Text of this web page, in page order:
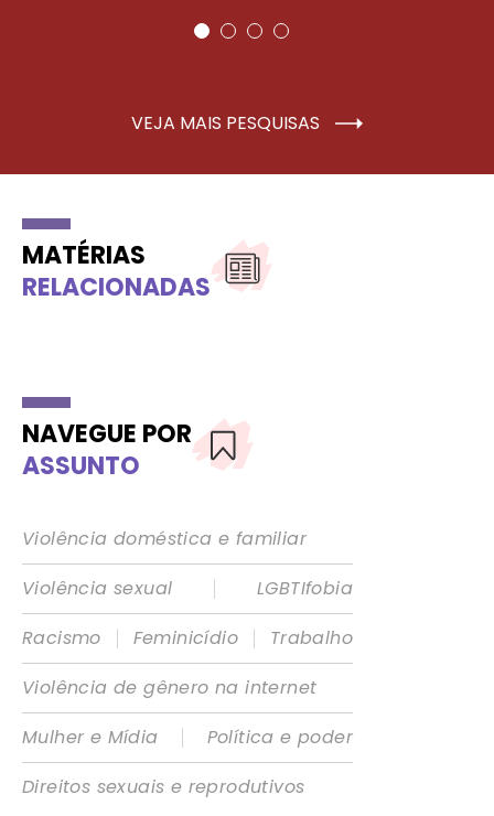
VEJA MAIS PESQUISAS
MATÉRIAS
RELACIONADAS
NAVEGUE POR
ASSUNTO
Violência doméstica e familiar
Violência sexual
|
LGBTIfobia
Racismo
| Feminicídio |
Trabalho
Violência de gênero na internet
Mulher e Mídia
|
Política e poder
Direitos sexuais e reprodutivos